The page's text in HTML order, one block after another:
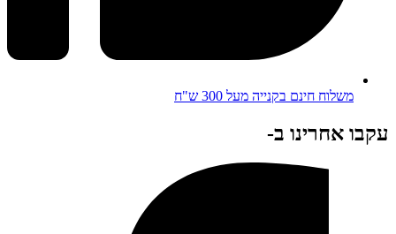
משלוח חינם בקנייה מעל 300 ש"ח
עקבו אחרינו ב-